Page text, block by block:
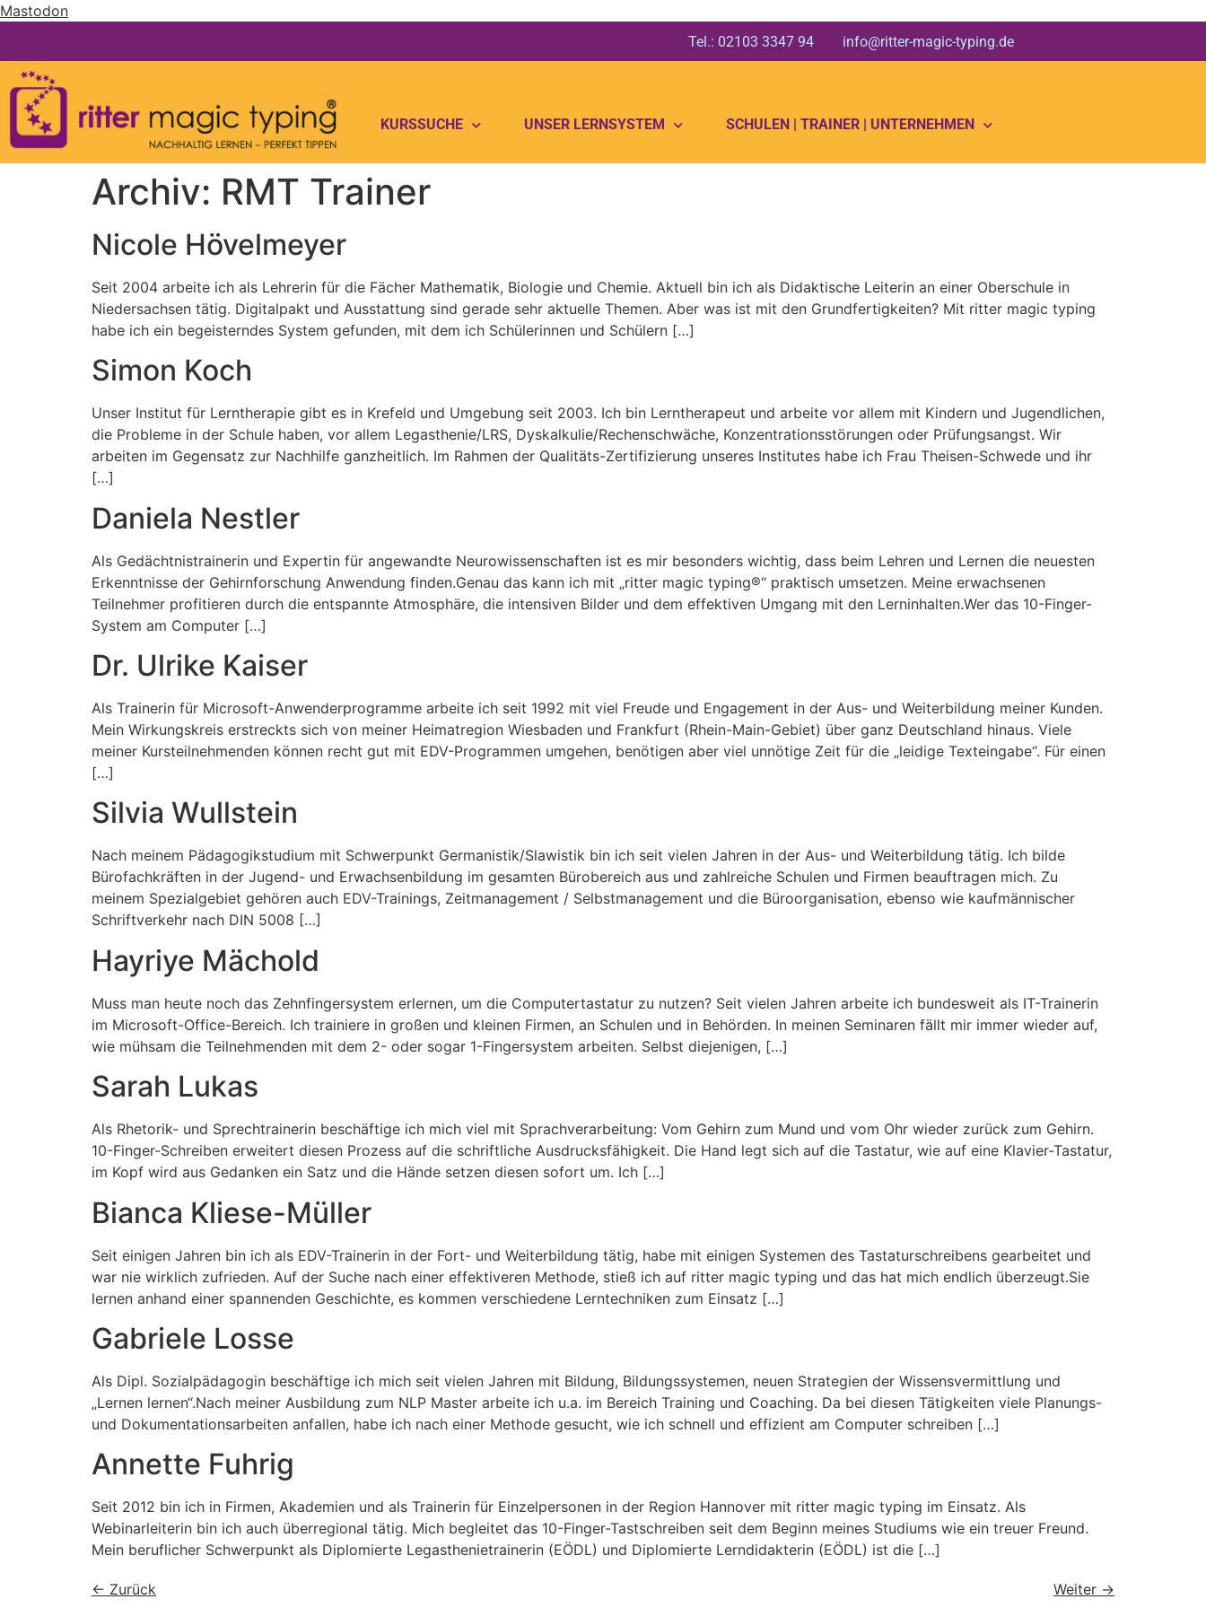
Mastodon
Tel.: 02103 3347 94 info@ritter-magic-typing.de
KURSSUCHE UNSER LERNSYSTEM SCHULEN | TRAINER | UNTERNEHMEN
Archiv: RMT Trainer
Nicole Hövelmeyer
Seit 2004 arbeite ich als Lehrerin für die Fächer Mathematik, Biologie und Chemie. Aktuell bin ich als Didaktische Leiterin an einer Oberschule in
Niedersachsen tätig. Digitalpakt und Ausstattung sind gerade sehr aktuelle Themen. Aber was ist mit den Grundfertigkeiten? Mit ritter magic typing
habe ich ein begeisterndes System gefunden, mit dem ich Schülerinnen und Schülern […]
Simon Koch
Unser Institut für Lerntherapie gibt es in Krefeld und Umgebung seit 2003. Ich bin Lerntherapeut und arbeite vor allem mit Kindern und Jugendlichen,
die Probleme in der Schule haben, vor allem Legasthenie/LRS, Dyskalkulie/Rechenschwäche, Konzentrationsstörungen oder Prüfungsangst. Wir
arbeiten im Gegensatz zur Nachhilfe ganzheitlich. Im Rahmen der Qualitäts-Zertifizierung unseres Institutes habe ich Frau Theisen-Schwede und ihr
[…]
Daniela Nestler
Als Gedächtnistrainerin und Expertin für angewandte Neurowissenschaften ist es mir besonders wichtig, dass beim Lehren und Lernen die neuesten
Erkenntnisse der Gehirnforschung Anwendung finden.Genau das kann ich mit „ritter magic typing®“ praktisch umsetzen. Meine erwachsenen
Teilnehmer profitieren durch die entspannte Atmosphäre, die intensiven Bilder und dem effektiven Umgang mit den Lerninhalten.Wer das 10-Finger-
System am Computer […]
Dr. Ulrike Kaiser
Als Trainerin für Microsoft-Anwenderprogramme arbeite ich seit 1992 mit viel Freude und Engagement in der Aus- und Weiterbildung meiner Kunden.
Mein Wirkungskreis erstreckts sich von meiner Heimatregion Wiesbaden und Frankfurt (Rhein-Main-Gebiet) über ganz Deutschland hinaus. Viele
meiner Kursteilnehmenden können recht gut mit EDV-Programmen umgehen, benötigen aber viel unnötige Zeit für die „leidige Texteingabe“. Für einen
[…]
Silvia Wullstein
Nach meinem Pädagogikstudium mit Schwerpunkt Germanistik/Slawistik bin ich seit vielen Jahren in der Aus- und Weiterbildung tätig. Ich bilde
Bürofachkräften in der Jugend- und Erwachsenbildung im gesamten Bürobereich aus und zahlreiche Schulen und Firmen beauftragen mich. Zu
meinem Spezialgebiet gehören auch EDV-Trainings, Zeitmanagement / Selbstmanagement und die Büroorganisation, ebenso wie kaufmännischer
Schriftverkehr nach DIN 5008 […]
Hayriye Mächold
Muss man heute noch das Zehnfingersystem erlernen, um die Computertastatur zu nutzen? Seit vielen Jahren arbeite ich bundesweit als IT-Trainerin
im Microsoft-Office-Bereich. Ich trainiere in großen und kleinen Firmen, an Schulen und in Behörden. In meinen Seminaren fällt mir immer wieder auf,
wie mühsam die Teilnehmenden mit dem 2- oder sogar 1-Fingersystem arbeiten. Selbst diejenigen, […]
Sarah Lukas
Als Rhetorik- und Sprechtrainerin beschäftige ich mich viel mit Sprachverarbeitung: Vom Gehirn zum Mund und vom Ohr wieder zurück zum Gehirn.
10-Finger-Schreiben erweitert diesen Prozess auf die schriftliche Ausdrucksfähigkeit. Die Hand legt sich auf die Tastatur, wie auf eine Klavier-Tastatur,
im Kopf wird aus Gedanken ein Satz und die Hände setzen diesen sofort um. Ich […]
Bianca Kliese-Müller
Seit einigen Jahren bin ich als EDV-Trainerin in der Fort- und Weiterbildung tätig, habe mit einigen Systemen des Tastaturschreibens gearbeitet und
war nie wirklich zufrieden. Auf der Suche nach einer effektiveren Methode, stieß ich auf ritter magic typing und das hat mich endlich überzeugt.Sie
lernen anhand einer spannenden Geschichte, es kommen verschiedene Lerntechniken zum Einsatz […]
Gabriele Losse
Als Dipl. Sozialpädagogin beschäftige ich mich seit vielen Jahren mit Bildung, Bildungssystemen, neuen Strategien der Wissensvermittlung und
„Lernen lernen“.Nach meiner Ausbildung zum NLP Master arbeite ich u.a. im Bereich Training und Coaching. Da bei diesen Tätigkeiten viele Planungs-
und Dokumentationsarbeiten anfallen, habe ich nach einer Methode gesucht, wie ich schnell und effizient am Computer schreiben […]
Annette Fuhrig
Seit 2012 bin ich in Firmen, Akademien und als Trainerin für Einzelpersonen in der Region Hannover mit ritter magic typing im Einsatz. Als
Webinarleiterin bin ich auch überregional tätig. Mich begleitet das 10-Finger-Tastschreiben seit dem Beginn meines Studiums wie ein treuer Freund.
Mein beruflicher Schwerpunkt als Diplomierte Legasthenietrainerin (EÖDL) und Diplomierte Lerndidakterin (EÖDL) ist die […]
← Zurück Weiter →